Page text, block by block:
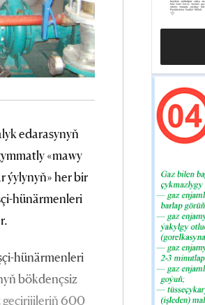
edarasynyň
«mawy
ýylynyň» her bir
hünärmenleri
hünärmenleri
bökdençsiz
geçirijileriň 600